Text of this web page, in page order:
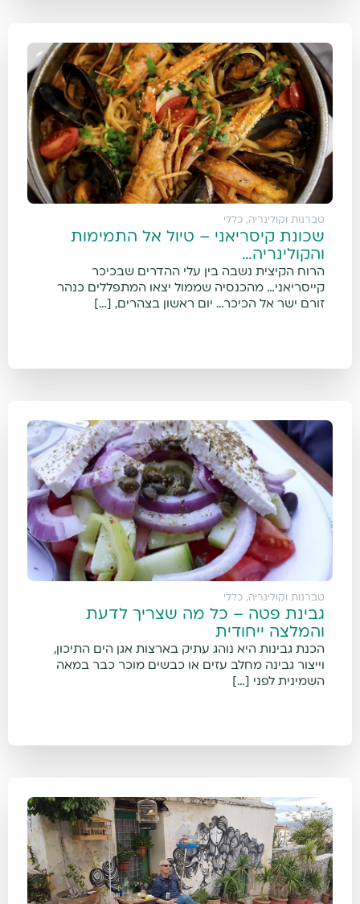
טברנות וקולינריה, כללי
שכונת קיסריאני – טיול אל התמימות
והקולינריה…
הרוח הקיצית נשבה בין עלי ההדרים שבכיכר
קייסריאני… מהכנסיה שממול יצאו המתפללים כנהר
זורם ישר אל הכיכר… יום ראשון בצהרים, […]
טברנות וקולינריה, כללי
גבינת פטה – כל מה שצריך לדעת
והמלצה ייחודית
הכנת גבינות היא נוהג עתיק בארצות אגן הים התיכון,
וייצור גבינה מחלב עזים או כבשים מוכר כבר במאה
השמינית לפני […]